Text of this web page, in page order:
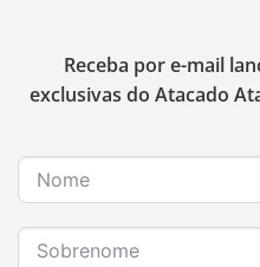
Receba por e-mail
exclusivas do Atacado